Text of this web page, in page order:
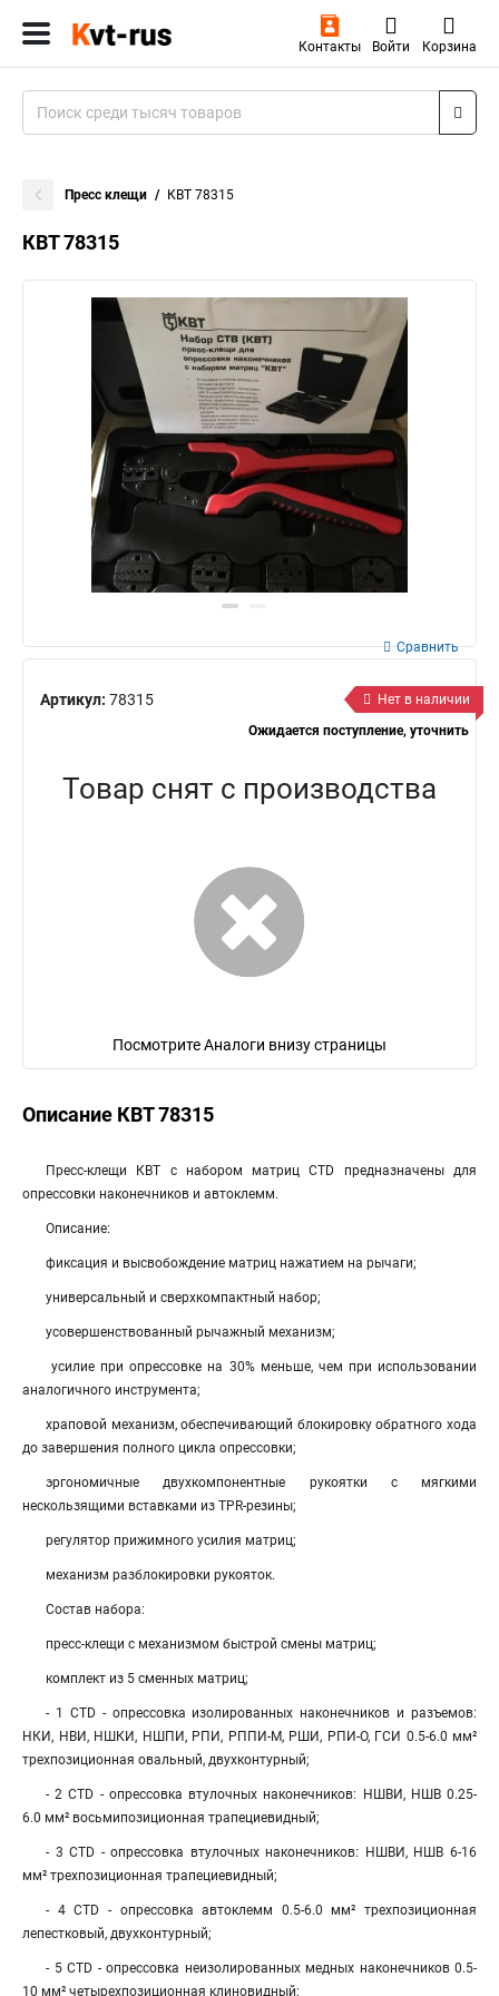
Контакты Войти Корзина
Пресс клещи КВТ 78315
КВТ 78315
Артикул: 78315
Сравнить
Нет в наличии
Ожидается поступление, уточнить
Товар снят с производства
Посмотрите Аналоги внизу страницы
Описание КВТ 78315
Пресс-клещи КВТ с набором матриц CTD предназначены для
опрессовки наконечников и автоклемм.
Описание:
фиксация и высвобождение матриц нажатием на рычаги;
универсальный и сверхкомпактный набор;
усовершенствованный рычажный механизм;
усилие при опрессовке на 30% меньше, чем при использовании
аналогичного инструмента;
храповой механизм, обеспечивающий блокировку обратного хода
до завершения полного цикла опрессовки;
эргономичные двухкомпонентные рукоятки с мягкими
нескользящими вставками из TPR-резины;
регулятор прижимного усилия матриц;
механизм разблокировки рукояток.
Состав набора:
пресс-клещи с механизмом быстрой смены матриц;
комплект из 5 сменных матриц;
- 1 CTD - опрессовка изолированных наконечников и разъемов:
НКИ, НВИ, НШКИ, НШПИ, РПИ, РППИ-М, РШИ, РПИ-О, ГСИ 0.5-6.0 мм²
трехпозиционная овальный, двухконтурный;
- 2 CTD - опрессовка втулочных наконечников: НШВИ, НШВ 0.25-
6.0 мм² восьмипозиционная трапециевидный;
- 3 CTD - опрессовка втулочных наконечников: НШВИ, НШВ 6-16
мм² трехпозиционная трапециевидный;
- 4 CTD - опрессовка автоклемм 0.5-6.0 мм² трехпозиционная
лепестковый, двухконтурный;
- 5 CTD - опрессовка неизолированных медных наконечников 0.5-
10 мм² четырехпозиционная клиновидный;